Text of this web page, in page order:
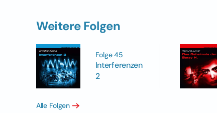
Weitere Folgen
Folge 45
Interferenzen
2
Alle Folgen